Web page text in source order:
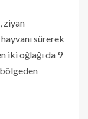
ziyan
sürerek
iki oğlağı da 9